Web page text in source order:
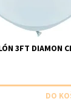
3FT DIAMON